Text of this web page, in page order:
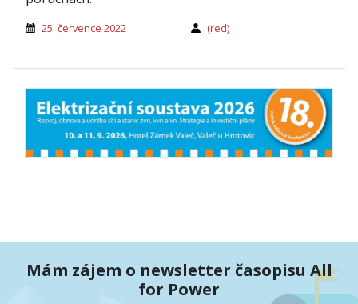
25. července 2022 (red)
Mám zájem o newsletter časopisu All
for Power